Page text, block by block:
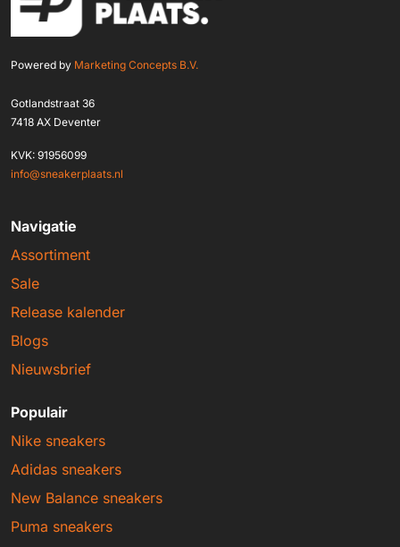
Powered by Marketing Concepts B.V.
Gotlandstraat 36
7418 AX Deventer
KVK: 91956099
info@sneakerplaats.nl
Navigatie
Assortiment
Sale
Release kalender
Blogs
Nieuwsbrief
Populair
Nike sneakers
Adidas sneakers
New Balance sneakers
Puma sneakers